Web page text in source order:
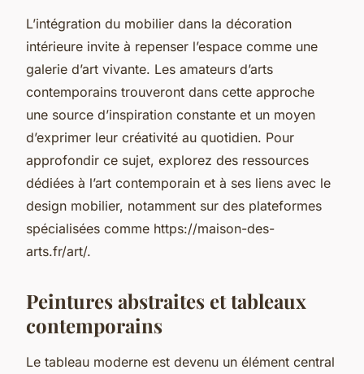
L’intégration du mobilier dans la décoration
intérieure invite à repenser l’espace comme une
galerie d’art vivante. Les amateurs d’arts
contemporains trouveront dans cette approche
une source d’inspiration constante et un moyen
d’exprimer leur créativité au quotidien. Pour
approfondir ce sujet, explorez des ressources
dédiées à l’art contemporain et à ses liens avec le
design mobilier, notamment sur des plateformes
spécialisées comme https://maison-des-
arts.fr/art/.
Peintures abstraites et tableaux
contemporains
Le tableau moderne est devenu un élément central